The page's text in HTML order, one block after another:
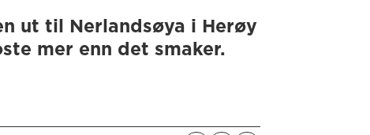
ut til Nerlandsøya i Herøy
mer enn det smaker.